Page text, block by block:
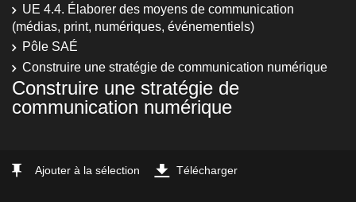
UE 4.4. Élaborer des moyens de communication
(médias, print, numériques, événementiels)
Pôle SAÉ
Construire une stratégie de communication numérique
Construire une stratégie de
communication numérique
Ajouter à la sélection Télécharger